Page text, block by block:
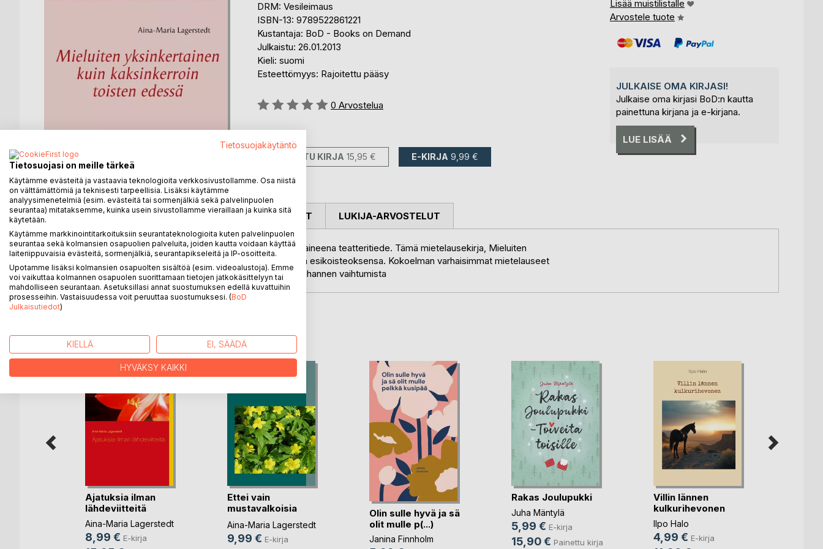
DRM: Vesileimaus
ISBN-13: 9789522861221
Kustantaja: BoD - Books on Demand
Julkaistu: 26.01.2013
Kieli: suomi
Esteettömyys: Rajoitettu pääsy
Arvostelu::
0 Arvostelua
Saatavilla::
PAINETTU KIRJA 15,95 € E-KIRJA 9,99 €
Lisää muistilistalle
Arvostele tuote
JULKAISE OMA KIRJASI!
Julkaise oma kirjasi BoD:n kautta
painettuna kirjana ja e-kirjana.
LUE LISÄÄ
KUVAUS
Aina-Maria Lagerstedt (s. 1975) on filosofian maisteri pääaineena teatteritiede. Tämä mietelausekirja, Mieluiten
yksinkertainen kuin kaksinkerroin toisten edessä, on hänen esikoisteoksensa. Kokoelman varhaisimmat mietelauseet
ovat vuodelta 1990 ja viimeiset on kirjoitettu ennen vuosituhannen vaihtumista
KIRJAILIJA LEHDISTÖARVOSTELUT LUKIJA-ARVOSTELUT
LISÄÄ KIRJOJA BoD:LLA
Ajatuksia ilman
lähdeviitteitä
Aina-Maria Lagerstedt
8,99 € E-kirja
Ettei vain
mustavalkoisia
valheita?
Aina-Maria Lagerstedt
9,99 € E-kirja
Olin sulle hyvä ja sä
olit mulle p(...)
Janina Finnholm
Rakas Joulupukki
Juha Mäntylä
5,99 € E-kirja
15,90 € Painettu kirja
Villin lännen
kulkurihevonen
Ilpo Halo
4,99 € E-kirja
Tietosuojakäytäntö
Tietosuojasi on meille tärkeä
Käytämme evästeitä ja vastaavia teknologioita verkkosivustollamme. Osa niistä
on välttämättömiä ja teknisesti tarpeellisia. Lisäksi käytämme
analyysimenetelmiä (esim. evästeitä tai sormenjälkiä sekä palvelinpuolen
seurantaa) mitataksemme, kuinka usein sivustollamme vieraillaan ja kuinka sitä
käytetään.
Käytämme markkinointitarkoituksiin seurantateknologioita kuten palvelinpuolen
seurantaa sekä kolmansien osapuolien palveluita, joiden kautta voidaan käyttää
laiteriippuvaisia evästeitä, sormenjälkiä, seurantapikseleitä ja IP-osoitteita.
Upotamme lisäksi kolmansien osapuolten sisältöä (esim. videoalustoja). Emme
voi vaikuttaa kolmannen osapuolen suorittamaan tietojen jatkokäsittelyyn tai
mahdolliseen seurantaan. Asetuksillasi annat suostumuksen edellä kuvattuihin
prosesseihin. Vastaisuudessa voit peruuttaa suostumuksesi. (BoD
Julkaisutiedot)
KIELLÄ EI, SÄÄDÄ
HYVÄKSY KAIKKI